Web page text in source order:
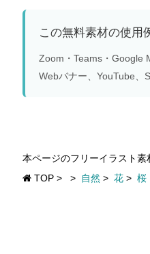
この無料素材の使用
Zoom・Teams・Google
Webバナー、YouTube、
本ページのフリーイラスト素
TOP > > 自然 > 花 > 桜